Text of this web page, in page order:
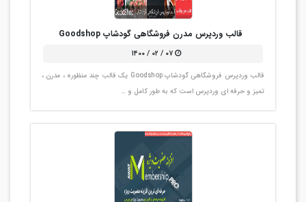
قالب وردپرس مدرن فروشگاهی گودشاپ Goodshop
۰۷ / ۰۲ / ۱۴۰۰
قالب وردپرس فروشگاهی گودشاپ Goodshop یک قالب چند منظوره ، مدرن ،
تمیز و حرفه ای وردپرس است که به طور کامل و …